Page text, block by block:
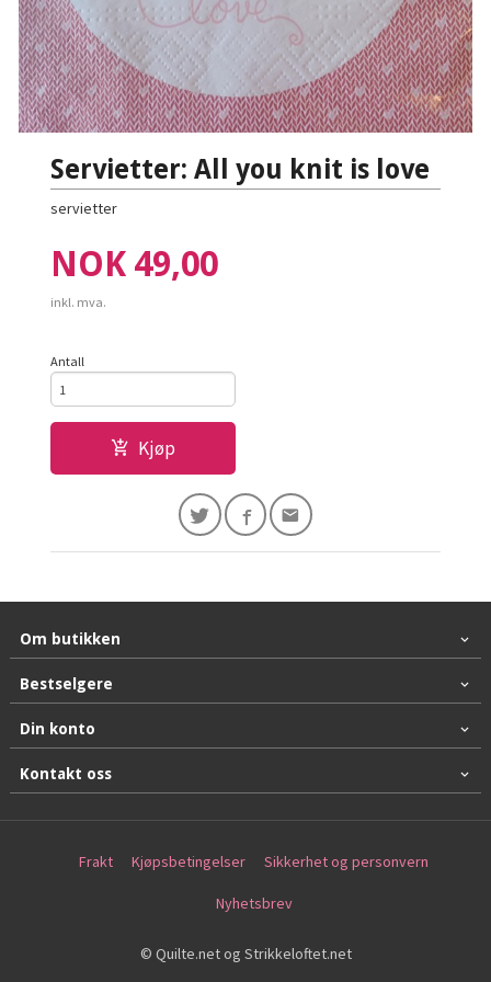
Servietter: All you knit is love
servietter
Pris
NOK 49,00
inkl. mva.
Antall
Kjøp
Om butikken
Bestselgere
Din konto
Kontakt oss
Frakt Kjøpsbetingelser Sikkerhet og personvern
Nyhetsbrev
© Quilte.net og Strikkeloftet.net